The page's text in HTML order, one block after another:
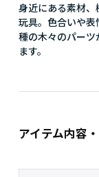
身近にある素材
玩具。色合いや
種の木々のパー
ます。
アイテム内容